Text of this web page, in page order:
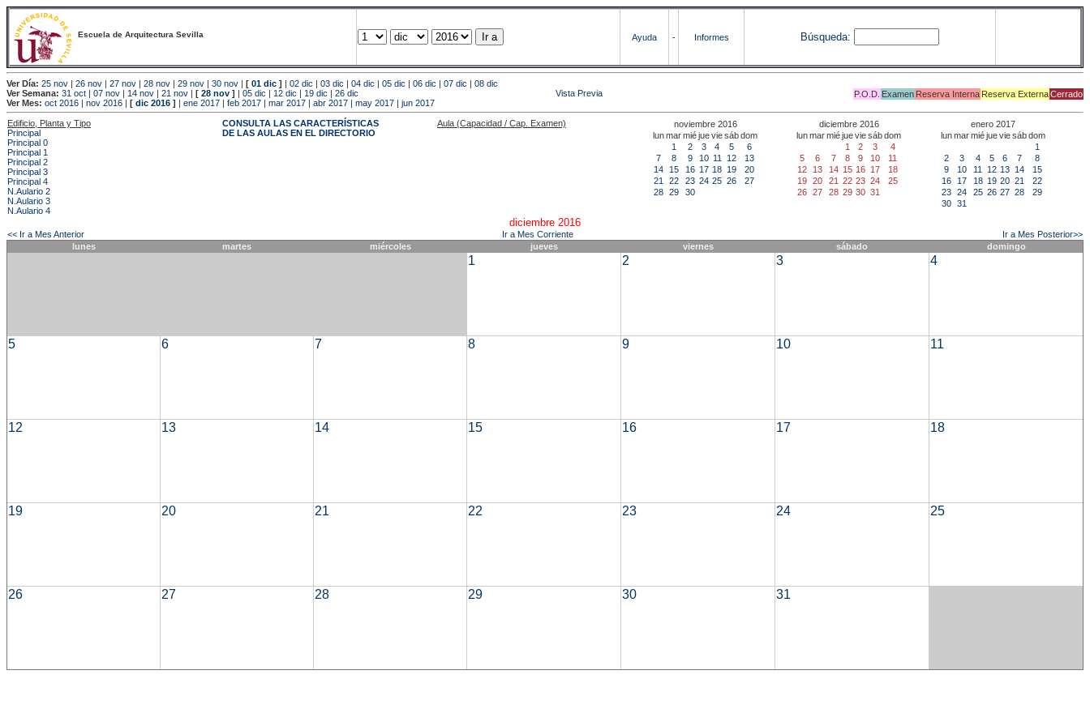
Escuela de Arquitectura Sevilla Ayuda - Informes Búsqueda:
Ver Día: 25 nov | 26 nov | 27 nov | 28 nov | 29 nov | 30 nov | [ 01 dic ] | 02 dic | 03 dic | 04 dic | 05 dic | 06 dic | 07 dic | 08 dic
Ver Semana: 31 oct | 07 nov | 14 nov | 21 nov | [ 28 nov ] | 05 dic | 12 dic | 19 dic | 26 dic P.O.D. Examen Reserva Interna Reserva ExternaCerrado
Vista Previa
Ver Mes: oct 2016 | nov 2016 | [ dic 2016 ] | ene 2017 | feb 2017 | mar 2017 | abr 2017 | may 2017 | jun 2017
Edificio, Planta y Tipo
Principal
Principal 0
Principal 1
Principal 2
Principal 3
Principal 4
N.Aulario 2
N.Aulario 3
N.Aulario 4
CONSULTA LAS CARACTERÍSTICAS
DE LAS AULAS EN EL DIRECTORIO
Aula (Capacidad / Cap. Examen)
noviembre 2016
lunmarmiéjueviesábdom
1
2 3 4 5
6
7
8 9 10 11 12
13
14
15 16 17 18 19
20
21
22 23 24 25 26
27
28 29 30
diciembre 2016
lunmarmiéjueviesábdom
1
2 3
4
5
6 7 8 9 10
11
12
13 14 15 16 17
18
19 20 21 22 23 24
25
26 27 28 29 30 31
enero 2017
lunmarmiéjueviesábdom
1
2
3 4 5 6 7
8
9
10 11 12 13 14
15
16
17 18 19 20 21
22
23 24 25 26 27 28
29
30 31
diciembre 2016
<< Ir a Mes Anterior Ir a Mes Corriente
Ir a Mes Posterior>>
lunes
martes miércoles jueves viernes sábado domingo
1 2 3 4
5 6 7 8 9 10 11
12 13 14 15 16 17 18
19 20 21 22 23 24 25
26 27 28 29 30 31